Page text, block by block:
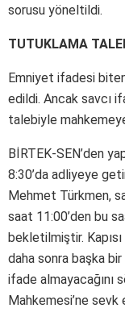
sorusu yöneltildi.
TUTUKLAMA
Emniyet ifadesi
edildi. Ancak savcı
talebiyle
BİRTEK-SEN’den
8:30’da adliyeye
Mehmet Türkmen,
saat 11:00’den bu
bekletilmiştir.
daha sonra başka
ifade almayacağını
Mahkemesi’ne